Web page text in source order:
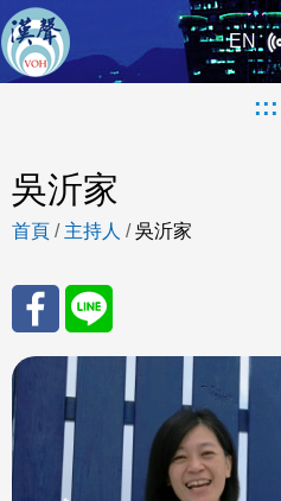
EN
:::
吳沂家
首頁 / 主持人 /吳沂家
分享
至
Fac
分享
至
Line